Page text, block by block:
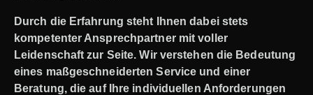
Durch die Erfahrung steht Ihnen dabei stets
kompetenter Ansprechpartner mit voller
Leidenschaft zur Seite. Wir verstehen die Bedeutung
eines maßgeschneiderten Service und einer
Beratung, die auf Ihre individuellen Anforderungen